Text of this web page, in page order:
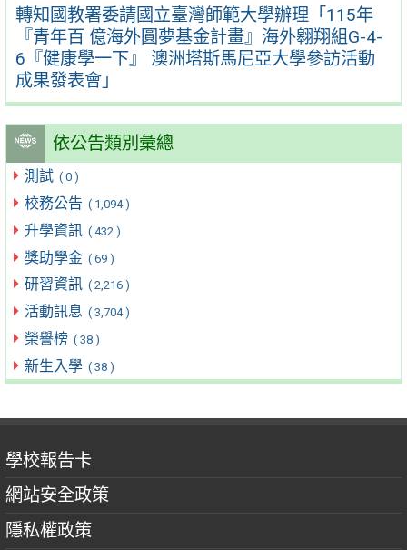
轉知國教署委請國立臺灣師範大學辦理「115年
『青年百 億海外圓夢基金計畫』海外翱翔組G-4-
6『健康學一下』 澳洲塔斯馬尼亞大學參訪活動
成果發表會」
依公告類別彙總
測試 ( 0 )
校務公告 ( 1,094 )
升學資訊 ( 432 )
獎助學金 ( 69 )
研習資訊 ( 2,216 )
活動訊息 ( 3,704 )
榮譽榜 ( 38 )
新生入學 ( 38 )
學校報告卡
網站安全政策
隱私權政策